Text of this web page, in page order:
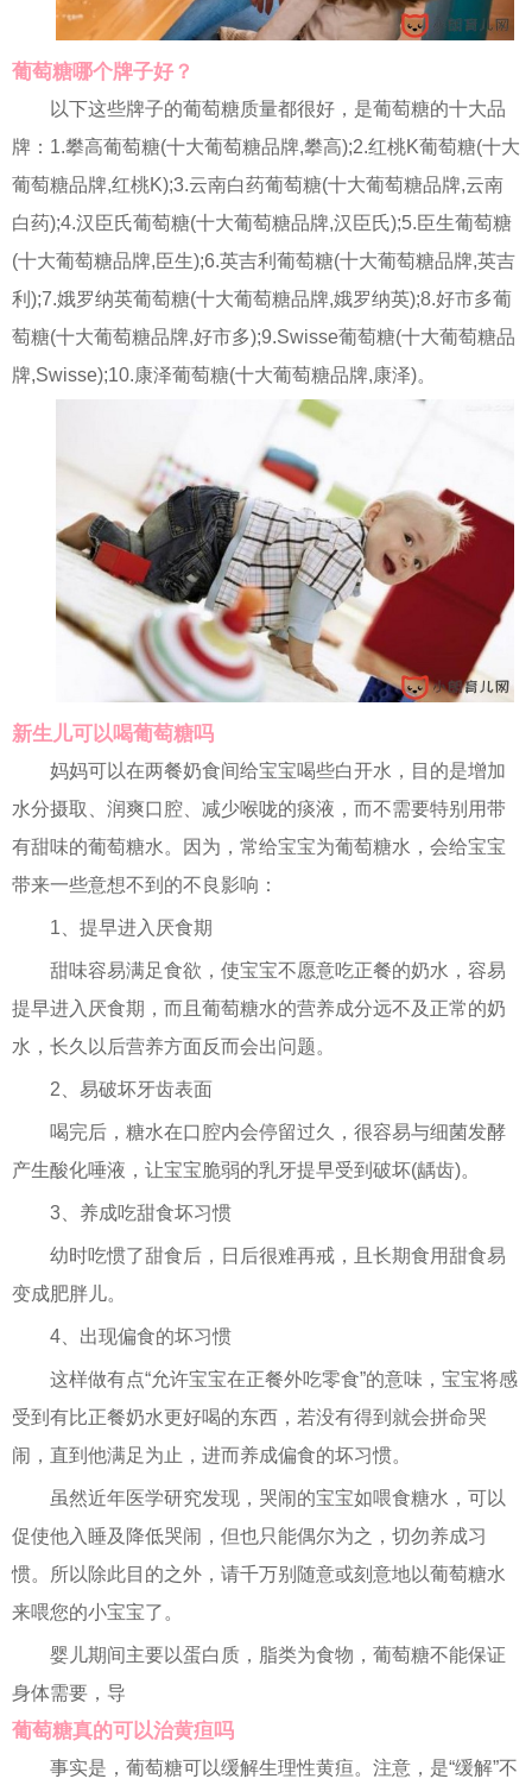
葡萄糖哪个牌子好？
以下这些牌子的葡萄糖质量都很好，是葡萄糖的十大品
牌：1.攀高葡萄糖(十大葡萄糖品牌,攀高);2.红桃K葡萄糖(十大
葡萄糖品牌,红桃K);3.云南白药葡萄糖(十大葡萄糖品牌,云南
白药);4.汉臣氏葡萄糖(十大葡萄糖品牌,汉臣氏);5.臣生葡萄糖
(十大葡萄糖品牌,臣生);6.英吉利葡萄糖(十大葡萄糖品牌,英吉
利);7.娥罗纳英葡萄糖(十大葡萄糖品牌,娥罗纳英);8.好市多葡
萄糖(十大葡萄糖品牌,好市多);9.Swisse葡萄糖(十大葡萄糖品
牌,Swisse);10.康泽葡萄糖(十大葡萄糖品牌,康泽)。
新生儿可以喝葡萄糖吗
妈妈可以在两餐奶食间给宝宝喝些白开水，目的是增加
水分摄取、润爽口腔、减少喉咙的痰液，而不需要特别用带
有甜味的葡萄糖水。因为，常给宝宝为葡萄糖水，会给宝宝
带来一些意想不到的不良影响：
1、提早进入厌食期
甜味容易满足食欲，使宝宝不愿意吃正餐的奶水，容易
提早进入厌食期，而且葡萄糖水的营养成分远不及正常的奶
水，长久以后营养方面反而会出问题。
2、易破坏牙齿表面
喝完后，糖水在口腔内会停留过久，很容易与细菌发酵
产生酸化唾液，让宝宝脆弱的乳牙提早受到破坏(龋齿)。
3、养成吃甜食坏习惯
幼时吃惯了甜食后，日后很难再戒，且长期食用甜食易
变成肥胖儿。
4、出现偏食的坏习惯
这样做有点“允许宝宝在正餐外吃零食”的意味，宝宝将感
受到有比正餐奶水更好喝的东西，若没有得到就会拼命哭
闹，直到他满足为止，进而养成偏食的坏习惯。
虽然近年医学研究发现，哭闹的宝宝如喂食糖水，可以
促使他入睡及降低哭闹，但也只能偶尔为之，切勿养成习
惯。所以除此目的之外，请千万别随意或刻意地以葡萄糖水
来喂您的小宝宝了。
婴儿期间主要以蛋白质，脂类为食物，葡萄糖不能保证
身体需要，导
葡萄糖真的可以治黄疸吗
事实是，葡萄糖可以缓解生理性黄疸。注意，是“缓解”不